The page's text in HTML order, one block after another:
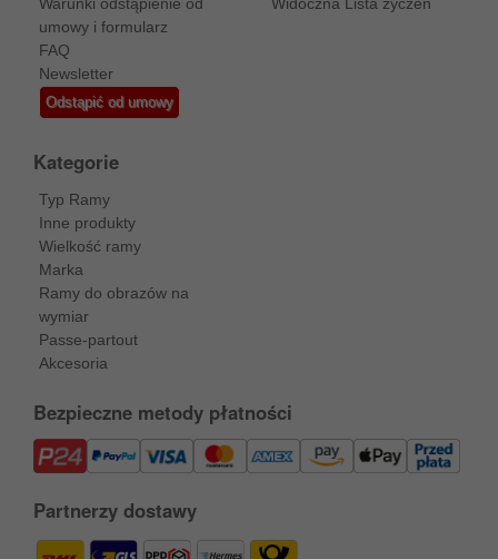
umowy i formularz
FAQ
Newsletter
Odstąpić od umowy
Kategorie
Typ Ramy
Inne produkty
Wielkość ramy
Marka
Ramy do obrazów na
wymiar
Passe-partout
Akcesoria
Bezpieczne metody płatności
Partnerzy dostawy